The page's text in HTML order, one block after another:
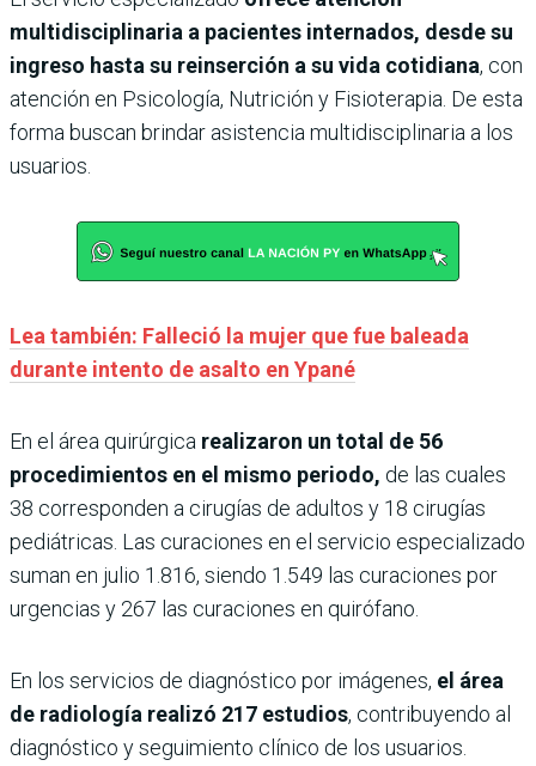
multidisciplinaria a pacientes internados, desde su
ingreso hasta su reinserción a su vida cotidiana, con
atención en Psicología, Nutrición y Fisioterapia. De esta
forma buscan brindar asistencia multidisciplinaria a los
usuarios.
Lea también: Falleció la mujer que fue baleada
durante intento de asalto en Ypané
En el área quirúrgica realizaron un total de 56
procedimientos en el mismo periodo, de las cuales
38 corresponden a cirugías de adultos y 18 cirugías
pediátricas. Las curaciones en el servicio especializado
suman en julio 1.816, siendo 1.549 las curaciones por
urgencias y 267 las curaciones en quirófano.
En los servicios de diagnóstico por imágenes, el área
de radiología realizó 217 estudios, contribuyendo al
diagnóstico y seguimiento clínico de los usuarios.